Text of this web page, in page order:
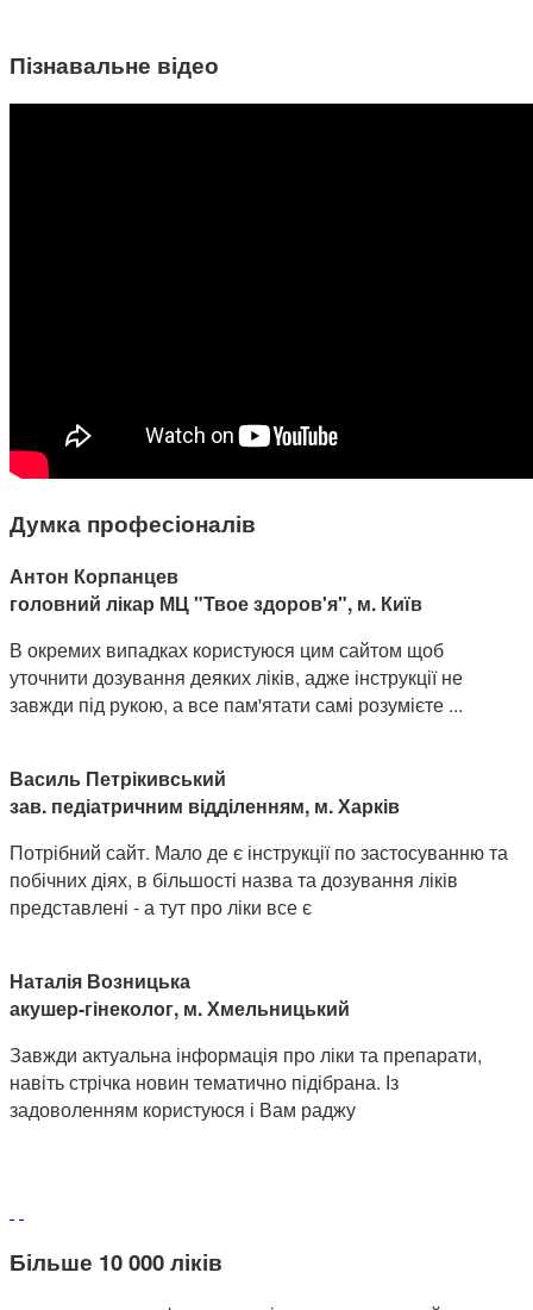
Пізнавальне відео
Думка професіоналів
Антон Корпанцев
головний лікар МЦ "Твое здоров'я", м. Київ
В окремих випадках користуюся цим сайтом щоб
уточнити дозування деяких ліків, адже інструкції не
завжди під рукою, а все пам'ятати самі розумієте ...
Василь Петрікивський
зав. педіатричним відділенням, м. Харків
Потрібний сайт. Мало де є інструкції по застосуванню та
побічних діях, в більшості назва та дозування ліків
представлені - а тут про ліки все є
Наталія Возницька
акушер-гінеколог, м. Хмельницький
Завжди актуальна інформація про ліки та препарати,
навіть стрічка новин тематично підібрана. Із
задоволенням користуюся і Вам раджу
Більше 10 000 ліків